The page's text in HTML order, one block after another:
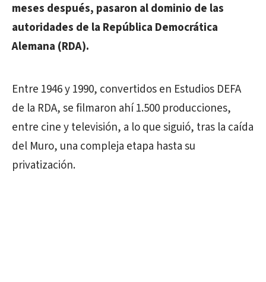
meses después, pasaron al dominio de las
autoridades de la República Democrática
Alemana (RDA).
Entre 1946 y 1990, convertidos en Estudios DEFA
de la RDA, se filmaron ahí 1.500 producciones,
entre cine y televisión, a lo que siguió, tras la caída
del Muro, una compleja etapa hasta su
privatización.